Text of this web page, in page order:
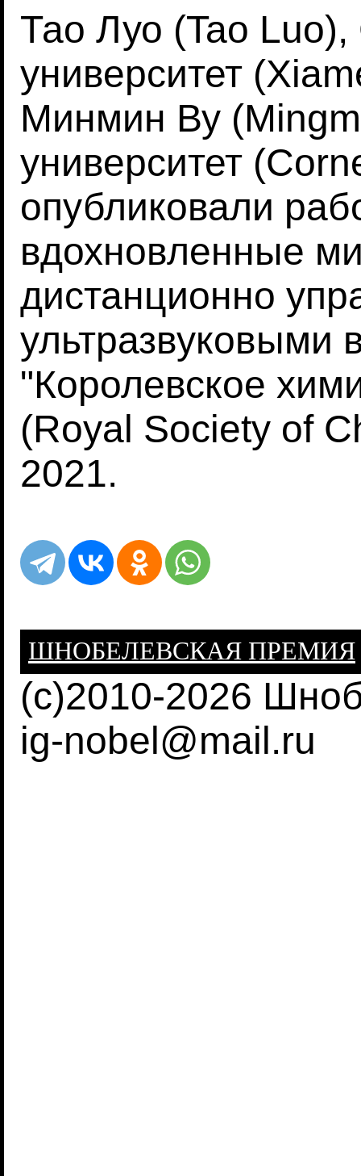
Тао Луо (Tao
университет
Минмин Ву
университет
опубликовали
вдохновленные
дистанционно
ультразвуковыми
"Королевское
(Royal Society of
2021.
ШНОБЕЛЕВСКАЯ ПРЕМИЯ
(c)2010-2026
ig-nobel@mail.ru